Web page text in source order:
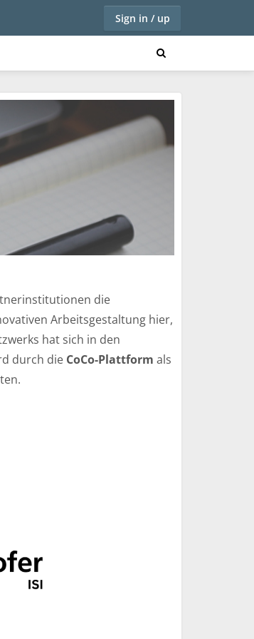
Sign in / up
die
Arbeitsgestaltung hier,
hat sich in den
durch die CoCo-Plattform als